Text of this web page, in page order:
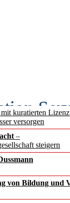
kuratierten
versorgen
–
steigern
von Bildung und
in
neu